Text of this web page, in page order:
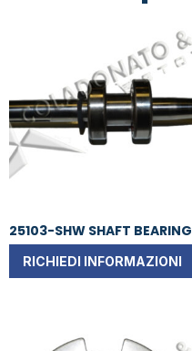
25103-SHW SHAFT BEARING
RICHIEDI INFORMAZIONI